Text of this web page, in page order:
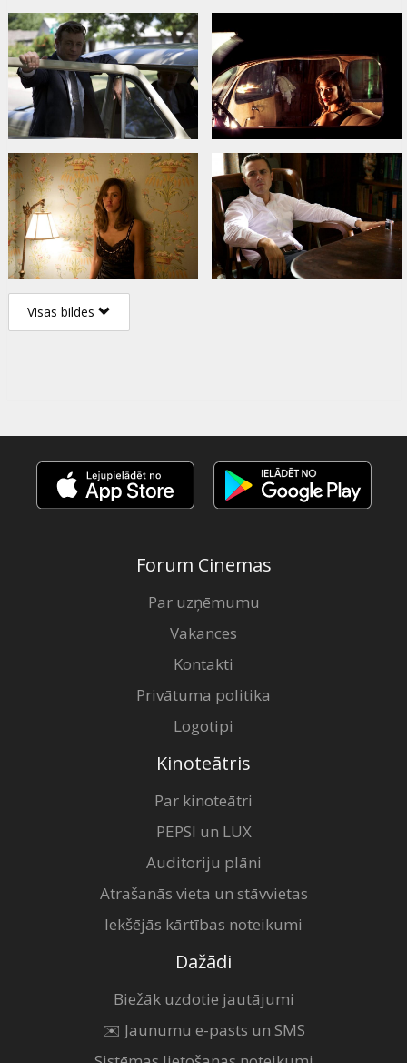
Visas bildes
Forum Cinemas
Par uzņēmumu
Vakances
Kontakti
Privātuma politika
Logotipi
Kinoteātris
Par kinoteātri
PEPSI un LUX
Auditoriju plāni
Atrašanās vieta un stāvvietas
Iekšējās kārtības noteikumi
Dažādi
Biežāk uzdotie jautājumi
✉️ Jaunumu e-pasts un SMS